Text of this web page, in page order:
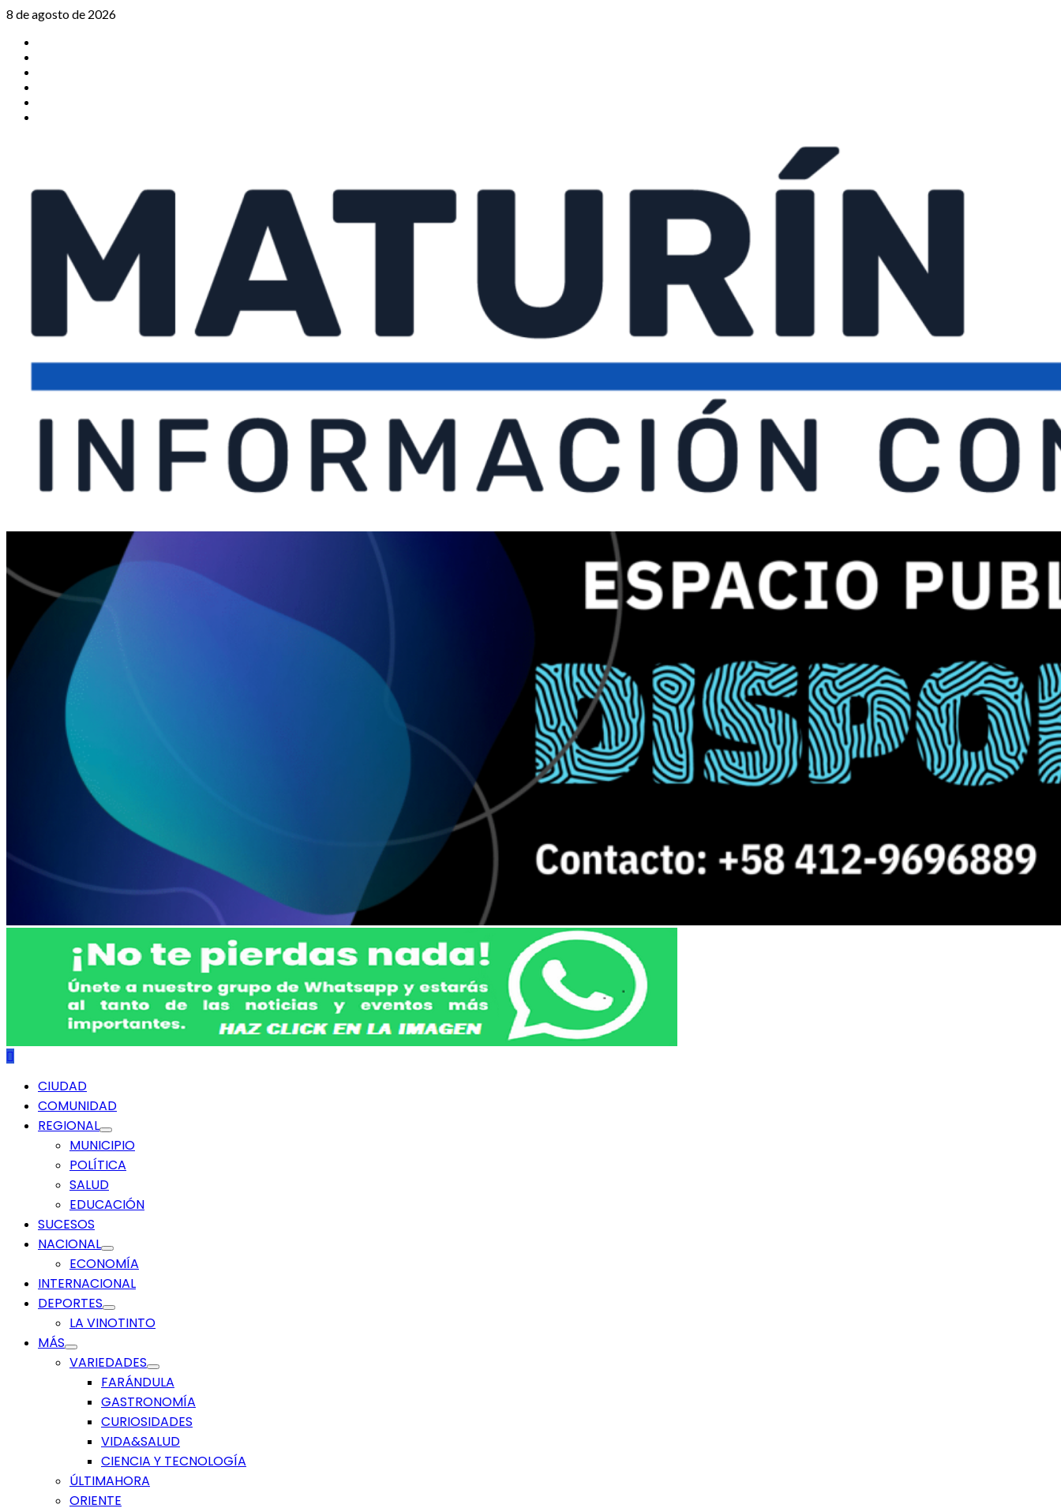
Saltar
contenido
8 de agosto de 2026
Menú
principal
CIUDAD
COMUNIDAD
REGIONAL
MUNICIPIO
POLÍTICA
SALUD
EDUCACIÓN
SUCESOS
NACIONAL
ECONOMÍA
INTERNACIONAL
DEPORTES
LA VINOTINTO
MÁS
VARIEDADES
FARÁNDULA
GASTRONOMÍA
CURIOSIDADES
VIDA&SALUD
CIENCIA Y TECNOLOGÍA
ÚLTIMAHORA
ORIENTE